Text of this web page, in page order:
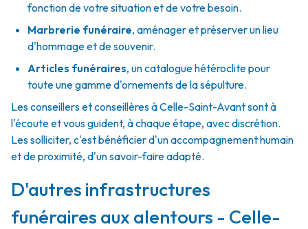
fonction de votre situation et de votre besoin.
Marbrerie funéraire, aménager et préserver un lieu
d'hommage et de souvenir.
Articles funéraires, un catalogue hétéroclite pour
toute une gamme d'ornements de la sépulture.
Les conseillers et conseillères à Celle-Saint-Avant sont à
l'écoute et vous guident, à chaque étape, avec discrétion.
Les solliciter, c'est bénéficier d'un accompagnement humain
et de proximité, d'un savoir-faire adapté.
D'autres infrastructures
funéraires aux alentours - Celle-